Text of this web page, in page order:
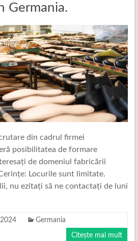
Germania.
din cadrul firmei
posibilitatea de formare
de domeniul fabricării
Locurile sunt limitate.
nu ezitați să ne contactați de luni
Germania
Citește mai mult